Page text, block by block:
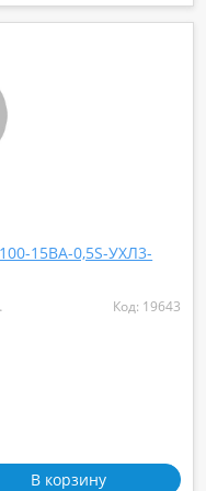
15ВА-0,5S-УХЛ3-
завод)
Код: 19643
В корзину